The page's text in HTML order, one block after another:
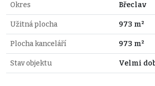
Okres Břeclav
Užitná plocha 973 m²
Plocha kanceláří 973 m²
Stav objektu Velmi